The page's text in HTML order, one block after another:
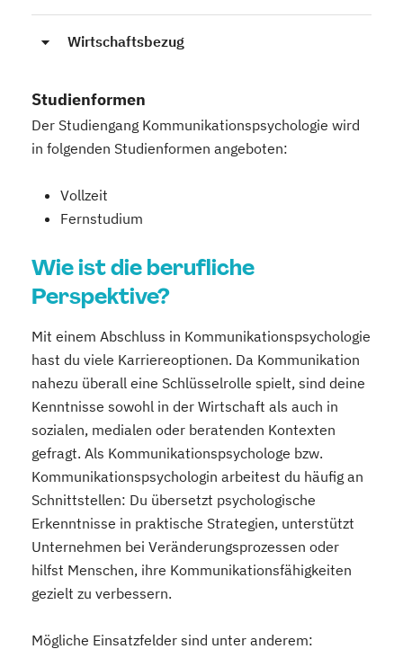
Wirtschaftsbezug
Studienformen
Der Studiengang Kommunikationspsychologie wird
in folgenden Studienformen angeboten:
Vollzeit
Fernstudium
Wie ist die berufliche
Perspektive?
Mit einem Abschluss in Kommunikationspsychologie
hast du viele Karriereoptionen. Da Kommunikation
nahezu überall eine Schlüsselrolle spielt, sind deine
Kenntnisse sowohl in der Wirtschaft als auch in
sozialen, medialen oder beratenden Kontexten
gefragt. Als Kommunikationspsychologe bzw.
Kommunikationspsychologin arbeitest du häufig an
Schnittstellen: Du übersetzt psychologische
Erkenntnisse in praktische Strategien, unterstützt
Unternehmen bei Veränderungsprozessen oder
hilfst Menschen, ihre Kommunikationsfähigkeiten
gezielt zu verbessern.
Mögliche Einsatzfelder sind unter anderem: